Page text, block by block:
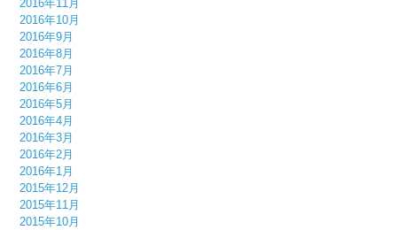
2016年11月
2016年10月
2016年9月
2016年8月
2016年7月
2016年6月
2016年5月
2016年4月
2016年3月
2016年2月
2016年1月
2015年12月
2015年11月
2015年10月